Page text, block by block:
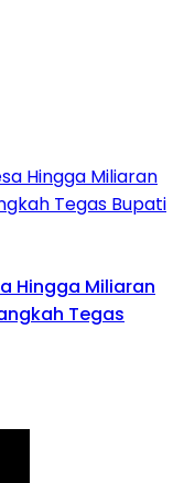
Hingga Miliaran
Tegas